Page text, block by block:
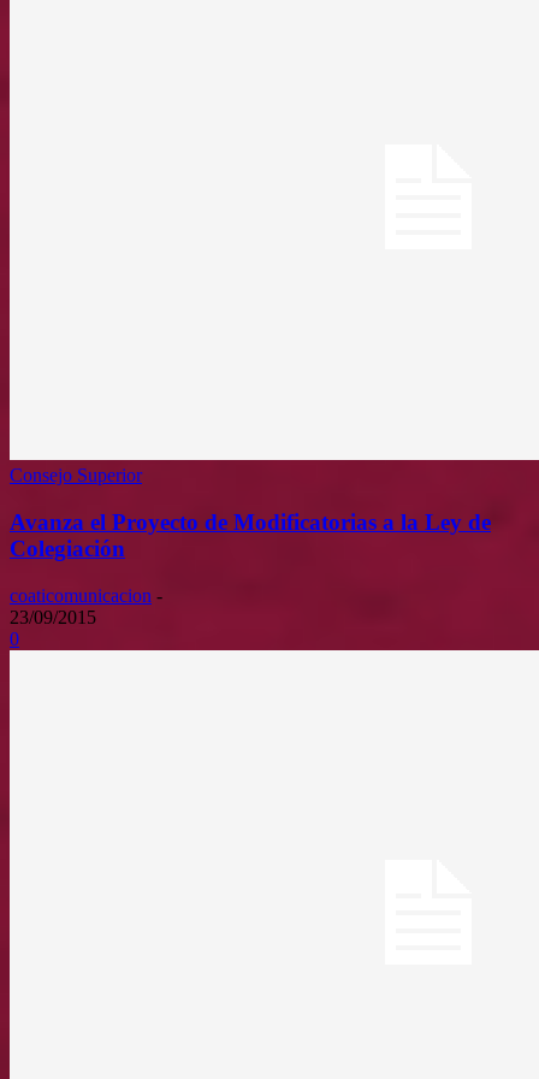
Consejo Superior
Avanza el Proyecto de Modificatorias a la Ley de
Colegiación
coaticomunicacion -
23/09/2015
0